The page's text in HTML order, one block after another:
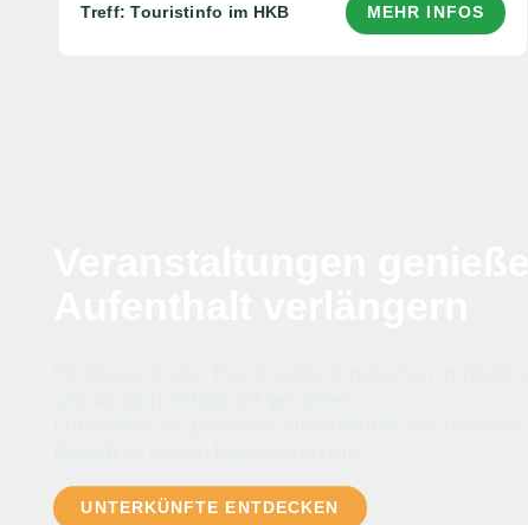
Treff: Touristinfo im HKB MEHR INFOS
UNTERKÜNFTE ENTDECKEN